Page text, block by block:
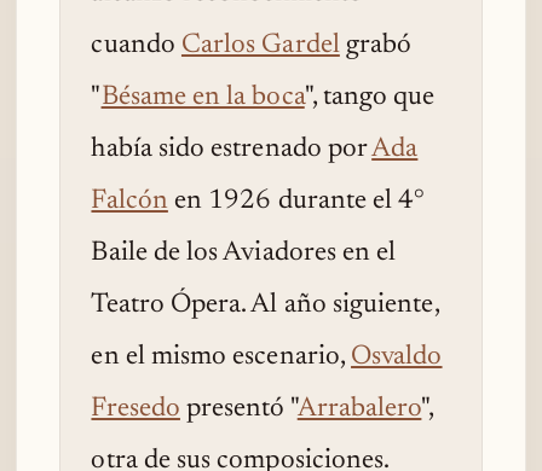
cuando Carlos Gardelgrabó
"Bésame en la boca", tango que
había sido estrenado porAda
Falcónen 1926 durante el 4°
Baile de los Aviadores en el
Teatro Ópera. Al año siguiente,
en el mismo escenario, Osvaldo
Fresedo presentó "Arrabalero",
otra de sus composiciones.